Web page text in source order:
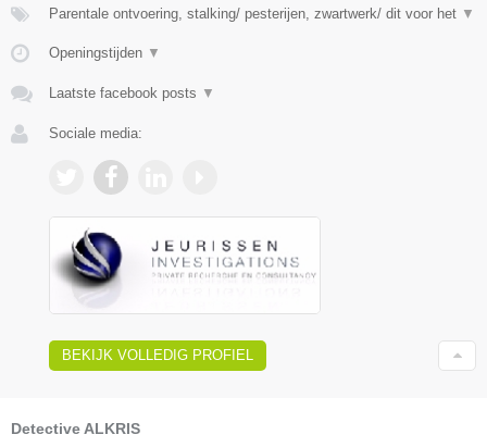
Parentale ontvoering, stalking/ pesterijen, zwartwerk/ dit voor het ▼
Openingstijden ▼
Laatste facebook posts ▼
Sociale media:
BEKIJK VOLLEDIG PROFIEL
Detective ALKRIS